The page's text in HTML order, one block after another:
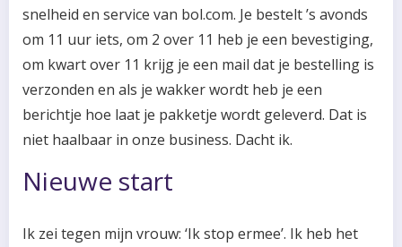
snelheid en service van bol.com. Je bestelt ’s avonds
om 11 uur iets, om 2 over 11 heb je een bevestiging,
om kwart over 11 krijg je een mail dat je bestelling is
verzonden en als je wakker wordt heb je een
berichtje hoe laat je pakketje wordt geleverd. Dat is
niet haalbaar in onze business. Dacht ik.
Nieuwe start
Ik zei tegen mijn vrouw: ‘Ik stop ermee’. Ik heb het